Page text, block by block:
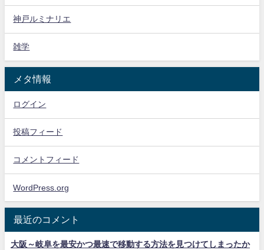
神戸ルミナリエ
雑学
メタ情報
ログイン
投稿フィード
コメントフィード
WordPress.org
最近のコメント
大阪～岐阜を最安かつ最速で移動する方法を見つけてしまったか